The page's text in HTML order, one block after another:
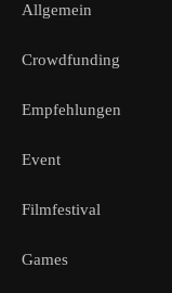
Allgemein
Crowdfunding
Empfehlungen
Event
Filmfestival
Games